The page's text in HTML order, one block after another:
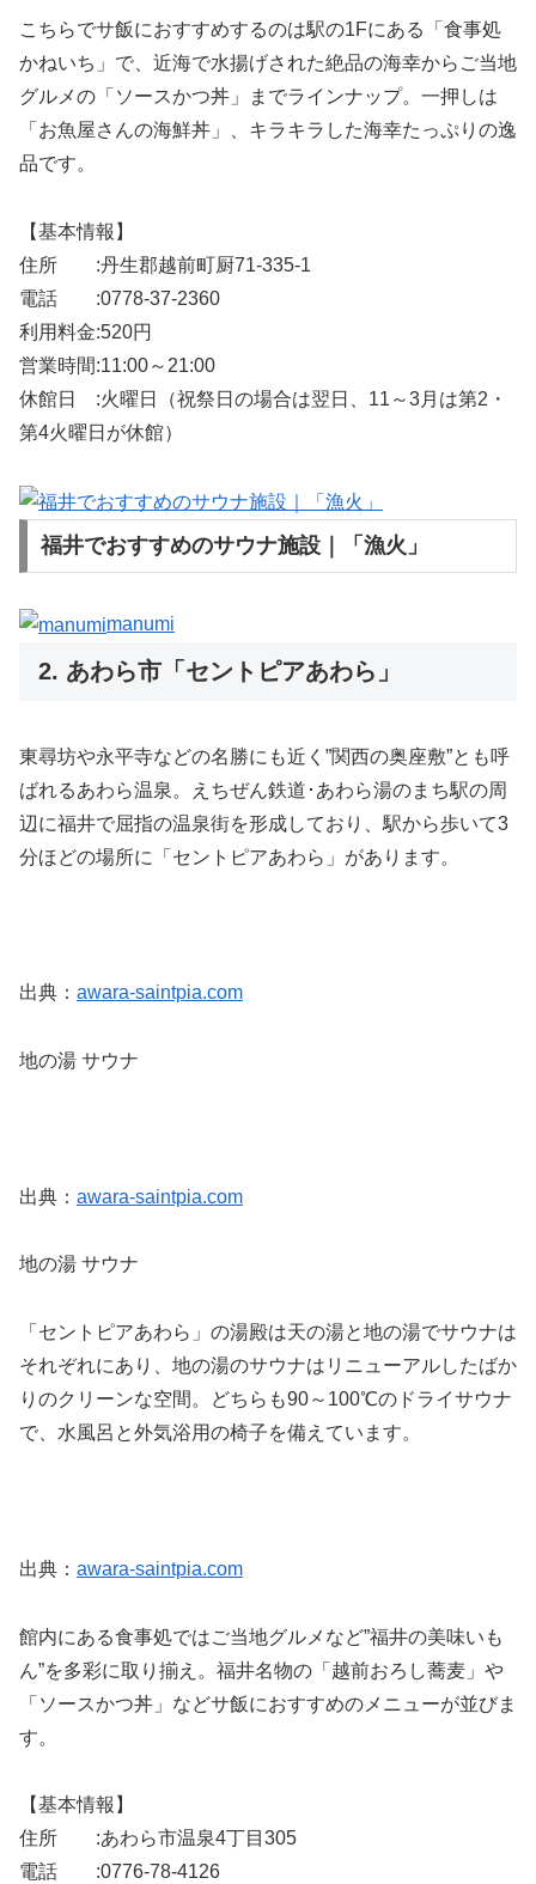
こちらでサ飯におすすめするのは駅の1Fにある「食事処
かねいち」で、近海で水揚げされた絶品の海幸からご当地
グルメの「ソースかつ丼」までラインナップ。一押しは
「お魚屋さんの海鮮丼」、キラキラした海幸たっぷりの逸
品です。
【基本情報】
住所 :丹生郡越前町厨71-335-1
電話 :0778-37-2360
利用料金:520円
営業時間:11:00～21:00
休館日 :火曜日（祝祭日の場合は翌日、11～3月は第2・
第4火曜日が休館）
福井でおすすめのサウナ施設｜「漁火」
manumi
2. あわら市「セントピアあわら」
東尋坊や永平寺などの名勝にも近く”関西の奥座敷”とも呼
ばれるあわら温泉。えちぜん鉄道･あわら湯のまち駅の周
辺に福井で屈指の温泉街を形成しており、駅から歩いて3
分ほどの場所に「セントピアあわら」があります。
出典： awara-saintpia.com
地の湯 サウナ
出典： awara-saintpia.com
地の湯 サウナ
「セントピアあわら」の湯殿は天の湯と地の湯でサウナは
それぞれにあり、地の湯のサウナはリニューアルしたばか
りのクリーンな空間。どちらも90～100℃のドライサウナ
で、水風呂と外気浴用の椅子を備えています。
出典： awara-saintpia.com
館内にある食事処ではご当地グルメなど”福井の美味いも
ん”を多彩に取り揃え。福井名物の「越前おろし蕎麦」や
「ソースかつ丼」などサ飯におすすめのメニューが並びま
す。
【基本情報】
住所 :あわら市温泉4丁目305
電話 :0776-78-4126